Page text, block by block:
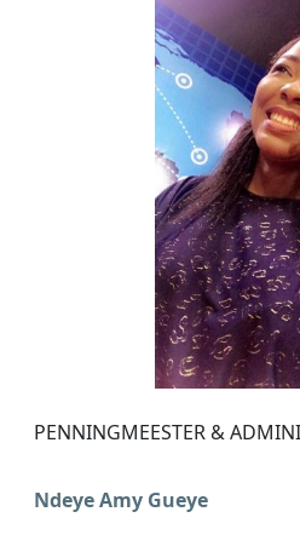
PENNINGMEESTER &
Ndeye Amy Gueye